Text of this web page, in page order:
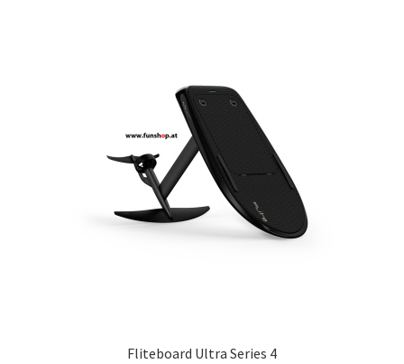
Fliteboard Ultra Series 4